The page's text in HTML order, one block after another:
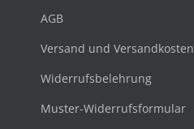
AGB
Versand und Versandkosten
Widerrufsbelehrung
Muster-Widerrufsformular